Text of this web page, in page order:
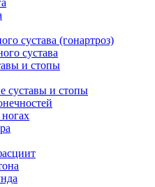
сустава (гонартроз)
сустава
и стопы
суставы и стопы